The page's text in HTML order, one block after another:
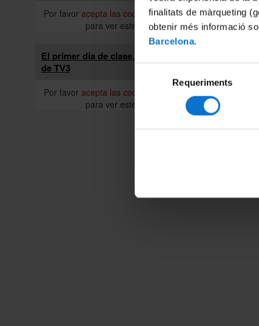
finalitats de màrqueting
obtenir més informació
Barcelona.
consentiment
Requeriments
Por favor acepta las cookies de marketing
para ver este vídeo.
El primer día de clase, en Tot es mou
de TV3
Por favor acepta las cookies de marketing
para ver este vídeo.
03/
01/